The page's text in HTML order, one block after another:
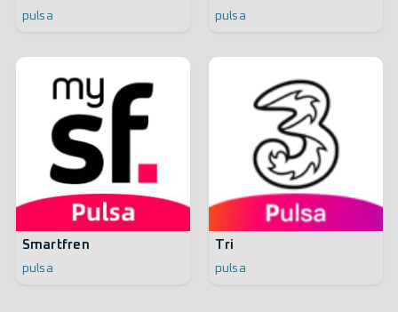
pulsa pulsa
Smartfren
pulsa
Tri
pulsa